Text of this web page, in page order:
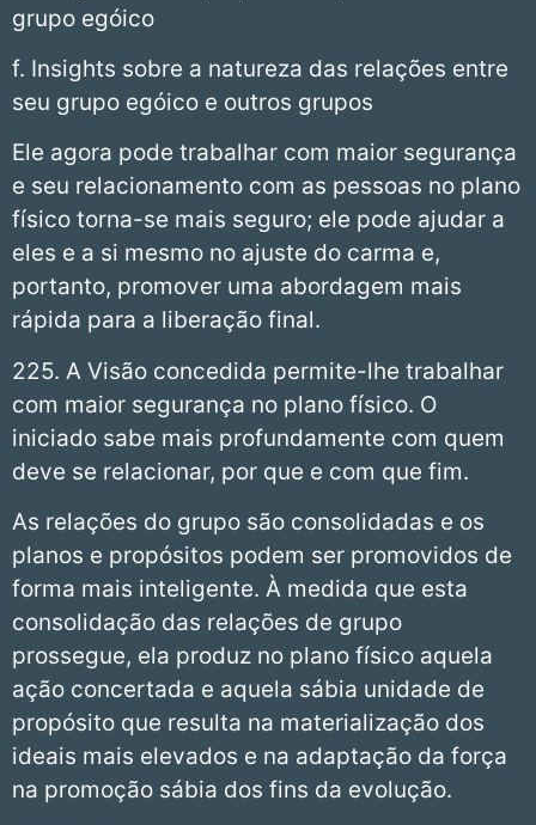
grupo egóico
f. Insights sobre a natureza das relações entre
seu grupo egóico e outros grupos
Ele agora pode trabalhar com maior segurança
e seu relacionamento com as pessoas no plano
físico torna-se mais seguro; ele pode ajudar a
eles e a si mesmo no ajuste do carma e,
portanto, promover uma abordagem mais
rápida para a liberação final.
225. A Visão concedida permite-lhe trabalhar
com maior segurança no plano físico. O
iniciado sabe mais profundamente com quem
deve se relacionar, por que e com que fim.
As relações do grupo são consolidadas e os
planos e propósitos podem ser promovidos de
forma mais inteligente. À medida que esta
consolidação das relações de grupo
prossegue, ela produz no plano físico aquela
ação concertada e aquela sábia unidade de
propósito que resulta na materialização dos
ideais mais elevados e na adaptação da força
na promoção sábia dos fins da evolução.